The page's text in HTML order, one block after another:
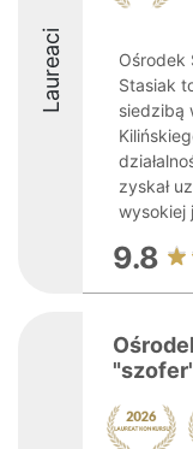
Laureaci
Ośrodek
Stasiak
siedzibą
zyskał
wysokiej
9.8